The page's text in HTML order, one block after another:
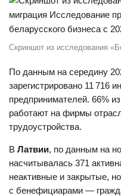
Скриншот из исследования
По данным на середину
зарегистрировано 11 716
предпринимателей. 66%
работают на фирмы
трудоустройства.
В Латвии, по данным на
насчитывалась 371
неактивные и закрытые,
с бенефициарами —